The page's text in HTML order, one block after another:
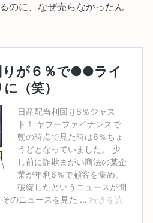
のに、なぜ売らなかったん